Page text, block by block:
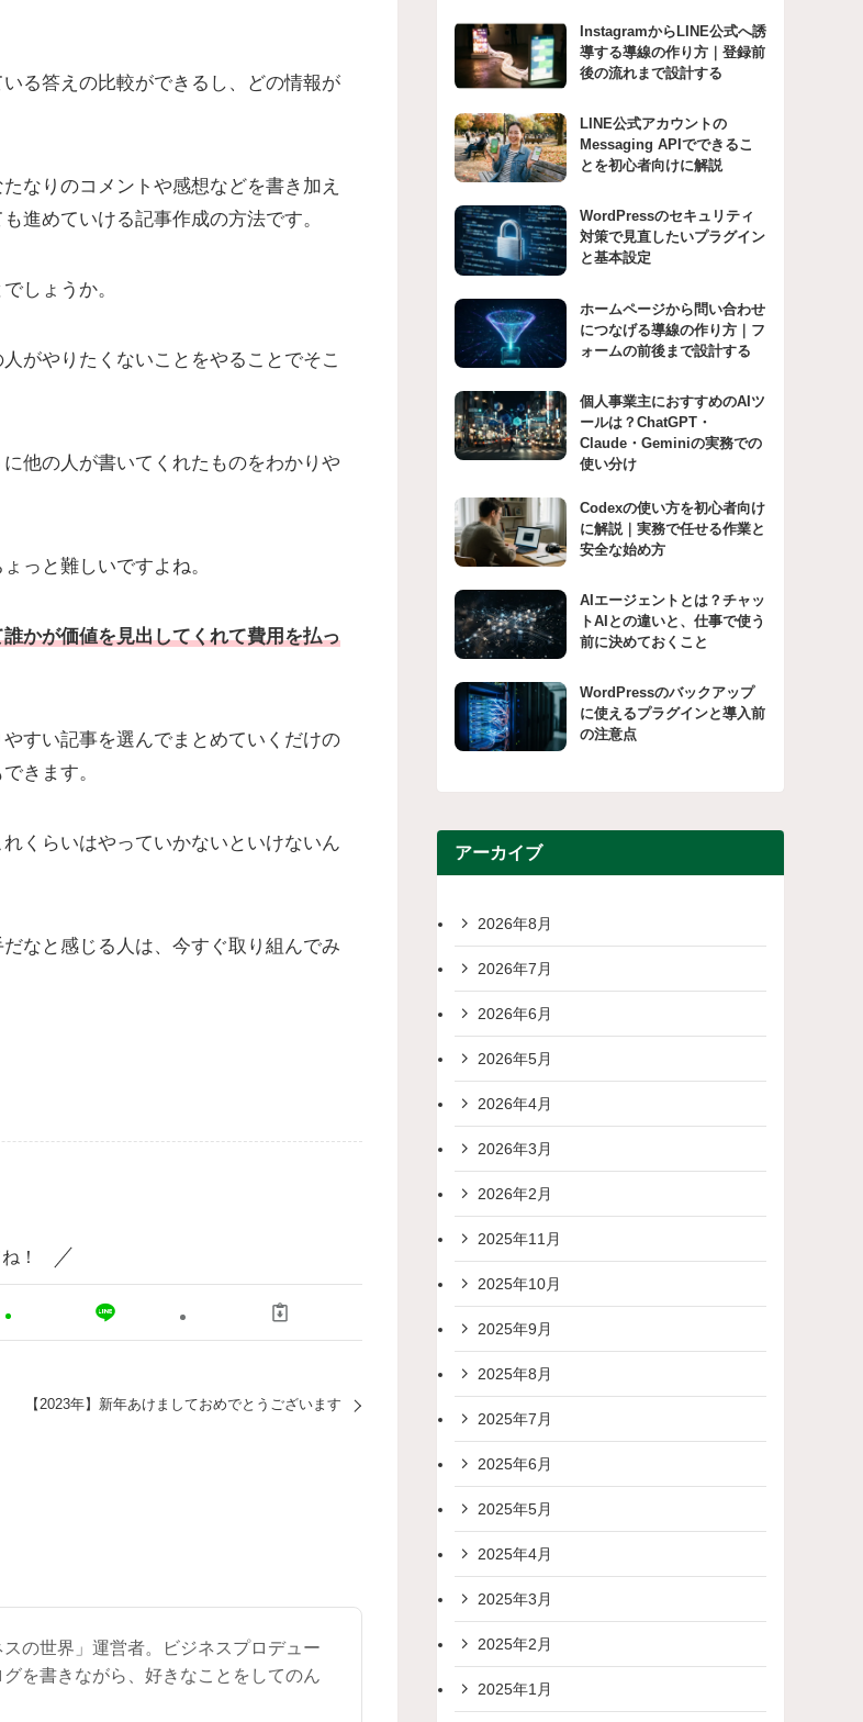
る答えの比較ができるし、どの情報が
なりのコメントや感想などを書き加え
進めていける記事作成の方法です。
しょうか。
がやりたくないことをやることでそこ
他の人が書いてくれたものをわかりや
っと難しいですよね。
かが価値を見出してくれて費用を払っ
すい記事を選んでまとめていくだけの
きます。
くらいはやっていかないといけないん
なと感じる人は、今すぐ取り組んでみ
！
【2023年】新年あけましておめでとうございます
の世界」運営者。ビジネスプロデュー
を書きながら、好きなことをしてのん
InstagramからLINE公式へ誘
導する導線の作り方｜登録前
後の流れまで設計する
LINE公式アカウントの
Messaging APIでできるこ
とを初心者向けに解説
WordPressのセキュリティ
対策で見直したいプラグイン
と基本設定
ホームページから問い合わせ
につなげる導線の作り方｜フ
ォームの前後まで設計する
個人事業主におすすめのAIツ
ールは？ChatGPT・
Claude・Geminiの実務での
使い分け
Codexの使い方を初心者向け
に解説｜実務で任せる作業と
安全な始め方
AIエージェントとは？チャッ
トAIとの違いと、仕事で使う
前に決めておくこと
WordPressのバックアップ
に使えるプラグインと導入前
の注意点
アーカイブ
2026年8月
2026年7月
2026年6月
2026年5月
2026年4月
2026年3月
2026年2月
2025年11月
2025年10月
2025年9月
2025年8月
2025年7月
2025年6月
2025年5月
2025年4月
2025年3月
2025年2月
2025年1月